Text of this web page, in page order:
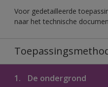
Voor gedetailleerde
naar het technische
1. De ondergrond